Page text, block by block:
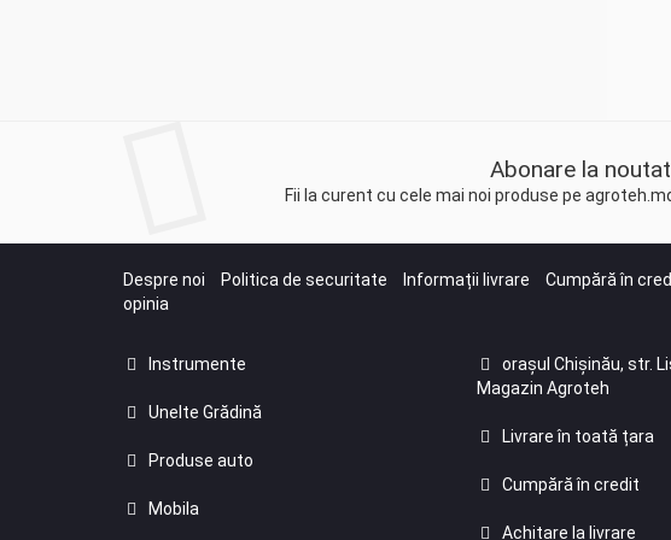
Abonare la
Fii la curent cu cele mai noi produse pe
Despre noi Politica de securitate Informații livrare Cumpără în
opinia
Instrumente
Unelte Grădină
Produse auto
Mobila
orașul Chișinău, str.
Magazin Agroteh
Livrare în toată țara
Cumpără în credit
Achitare la livrare